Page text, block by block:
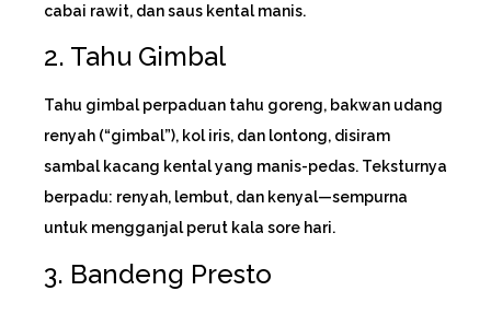
cabai rawit, dan saus kental manis.
2. Tahu Gimbal
Tahu gimbal perpaduan tahu goreng, bakwan udang
renyah (“gimbal”), kol iris, dan lontong, disiram
sambal kacang kental yang manis-pedas. Teksturnya
berpadu: renyah, lembut, dan kenyal—sempurna
untuk mengganjal perut kala sore hari.
3. Bandeng Presto